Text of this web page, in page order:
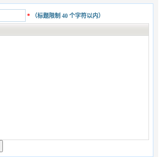
*（标题限制 40个字符以内）